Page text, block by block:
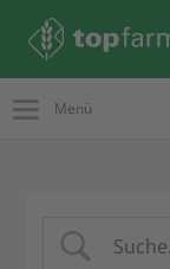
Menü